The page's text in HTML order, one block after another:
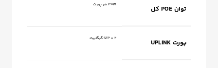
توان POE کل ۳۰W هر پورت
پورت UPLINK ۲ × SFP گیگابیت